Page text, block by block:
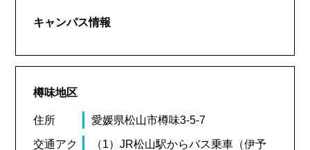
キャンパス情報
樽味地区
住所 愛媛県松山市樽味3-5-7
交通アク
（1）JR松山駅からバス乗車（伊予